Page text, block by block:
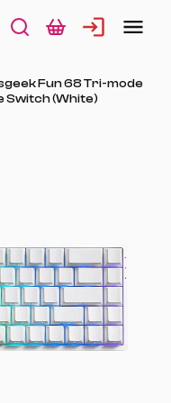
Fun 68 Tri-mode
Switch (White)